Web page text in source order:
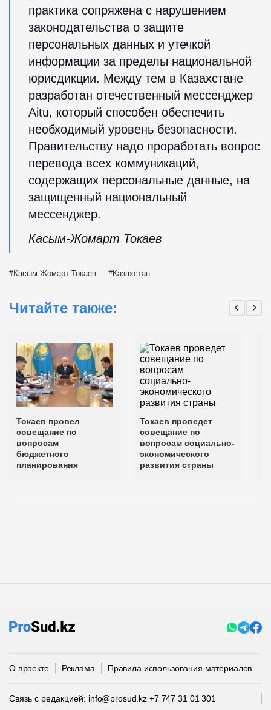
практика сопряжена с нарушением
законодательства о защите
персональных данных и утечкой
информации за пределы национальной
юрисдикции. Между тем в Казахстане
разработан отечественный мессенджер
Aitu, который способен обеспечить
необходимый уровень безопасности.
Правительству надо проработать вопрос
перевода всех коммуникаций,
содержащих персональные данные, на
защищенный национальный
мессенджер.
Касым-Жомарт Токаев
Касым-Жомарт Токаев Казахстан
Читайте также:
Токаев провел
совещание по
вопросам
бюджетного
планирования
Токаев проведет
совещание по
вопросам социально-
экономического
развития страны
О проекте Реклама Правила использования материалов
Связь с редакцией: info@prosud.kz +7 747 31 01 301